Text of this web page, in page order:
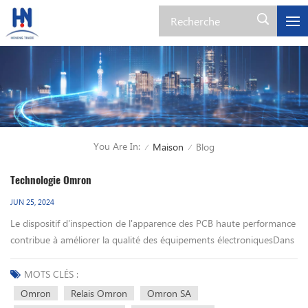
You Are In: / Maison / Blog
Technologie Omron
JUN 25, 2024
Le dispositif d'inspection de l'apparence des PCB haute performance
contribue à améliorer la qualité des équipements électroniquesDans
les appareils électroménagers, les téléphones portables et autres
équipements électroniques, il existe de nombreux endroits pour
utiliser le « circuit imprimé » soudé avec des pièces électroniques et
MOTS CLÉS :
Omron
Relais Omron
Omron SA